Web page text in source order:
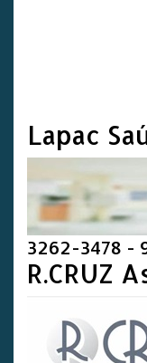
Lapac
3262-3478 -
R.CRUZ